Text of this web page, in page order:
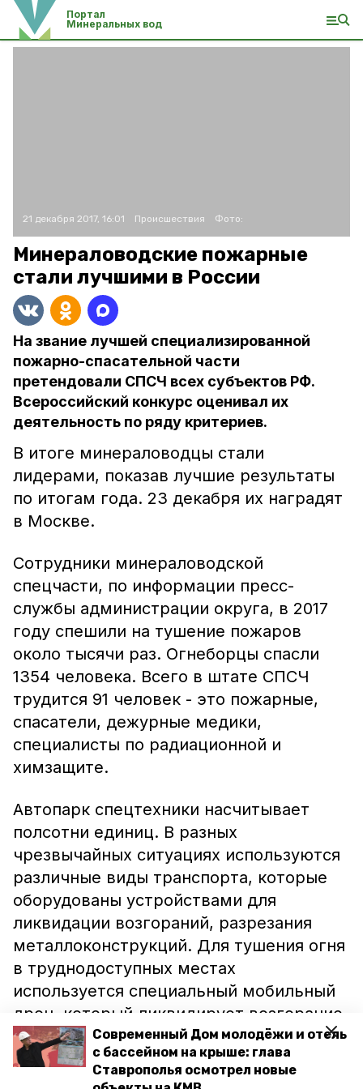
Современный Дом молодёжи и отель
с бассейном на крыше: глава
Ставрополья осмотрел новые
Портал
Минеральных вод
21 декабря 2017, 16:01 Происшествия Фото:
Минераловодские пожарные
стали лучшими в России
На звание лучшей специализированной
пожарно-спасательной части
претендовали СПСЧ всех субъектов РФ.
Всероссийский конкурс оценивал их
деятельность по ряду критериев.
В итоге минераловодцы стали
лидерами, показав лучшие результаты
по итогам года. 23 декабря их наградят
в Москве.
Сотрудники минераловодской
спецчасти, по информации пресс-
службы администрации округа, в 2017
году спешили на тушение пожаров
около тысячи раз. Огнеборцы спасли
1354 человека. Всего в штате СПСЧ
трудится 91 человек - это пожарные,
спасатели, дежурные медики,
специалисты по радиационной и
химзащите.
Автопарк спецтехники насчитывает
полсотни единиц. В разных
чрезвычайных ситуациях используются
различные виды транспорта, которые
оборудованы устройствами для
ликвидации возгораний, разрезания
металлоконструкций. Для тушения огня
в труднодоступных местах
используется специальный мобильный
дрон, который ликвидирует возгорание,
если пожарному невозможно добраться
до очага.